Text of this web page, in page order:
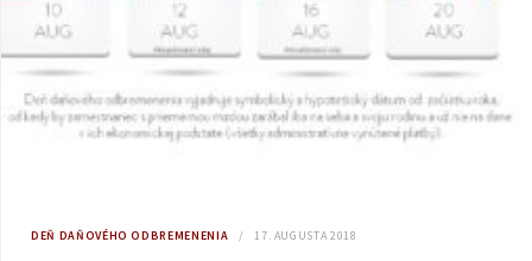
DEŇ DAŇOVÉHO ODBREMENENIA 17. AUGUSTA 2018